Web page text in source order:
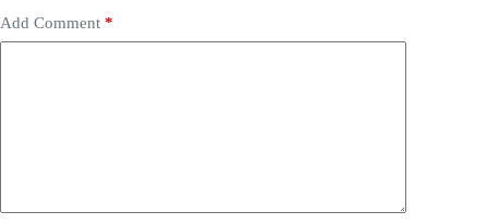
Add Comment *